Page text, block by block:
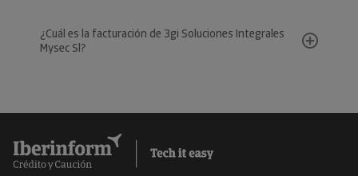
¿Cuál es la facturación de 3gi Soluciones Integrales
Mysec Sl?